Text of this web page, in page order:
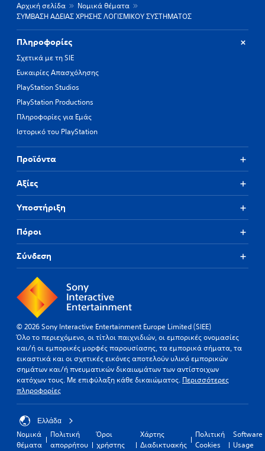
Αρχική σελίδα
Νομικά θέματα
ΣΥΜΒΑΣΗ ΑΔΕΙΑΣ ΧΡΗΣΗΣ ΛΟΓΙΣΜΙΚΟΥ ΣΥΣΤΗΜΑΤΟΣ
Πληροφορίες
Σχετικά με τη SIE
Ευκαιρίες Απασχόλησης
PlayStation Studios
PlayStation Productions
Πληροφορίες για Εμάς
Ιστορικό του PlayStation
Προϊόντα
Αξίες
Υποστήριξη
Πόροι
Σύνδεση
© 2026 Sony Interactive Entertainment Europe Limited (SIEE)
Όλο το περιεχόμενο, οι τίτλοι παιχνιδιών, οι εμπορικές ονομασίες
και/ή οι εμπορικές μορφές παρουσίασης, τα εμπορικά σήματα, τα
εικαστικά και οι σχετικές εικόνες αποτελούν υλικό εμπορικών
σημάτων και/ή πνευματικών δικαιωμάτων των αντίστοιχων
κατόχων τους. Με επιφύλαξη κάθε δικαιώματος. Περισσότερες
πληροφορίες
Ελλάδα
Νομικά
θέματα
Πολιτική
απορρήτου
Όροι
χρήστης
Χάρτης
Διαδικτυακής
Πολιτική
Cookies
Software
Usage